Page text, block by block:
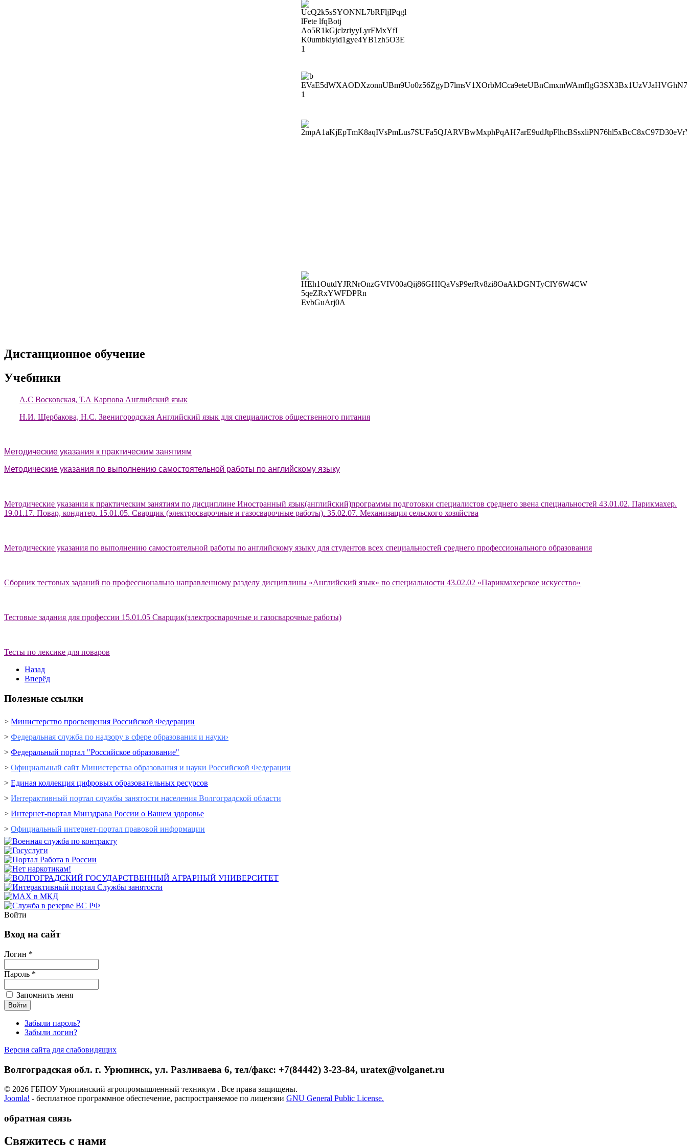
Дистанционное обучение
Учебники
А.С Восковская, Т.А Карпова Английский язык
Н.И. Щербакова, Н.С. Звенигородская Английский язык для специалистов общественного питания
Методические указания к практическим занятиям
Методические указания по выполнению самостоятельной работы по английскому языку
Методические указания к практическим занятиям по дисциплине Иностранный язык(английский)программы подготовки специалистов среднего звена специальностей 43.01.02. Парикмахер.
19.01.17. Повар, кондитер. 15.01.05. Сварщик (электросварочные и газосварочные работы). 35.02.07. Механизация сельского хозяйства
Методические указания по выполнению самостоятельной работы по английскому языку для студентов всех специальностей среднего профессионального образования
Сборник тестовых заданий по профессионально направленному разделу дисциплины «Английский язык» по специальности 43.02.02 «Парикмахерское искусство»
Тестовые задания для профессии 15.01.05 Сварщик(электросварочные и газосварочные работы)
Тесты по лексике для поваров
Назад
Вперёд
Полезные ссылки
> Министерство просвещения Российской Федерации
> Федеральная служба по надзору в сфере образования и науки›
> Федеральный портал "Российское образование"
> Официальный сайт Министерства образования и науки Российской Федерации
> Единая коллекция цифровых образовательных ресурсов
> Интерактивный портал cлужбы занятости населения Волгоградской области
> Интернет-портал Минздрава России о Вашем здоровье
> Официальный интернет-портал правовой информации
Войти
Вход на сайт
Логин *
Пароль *
Запомнить меня
Забыли пароль?
Забыли логин?
Версия сайта для слабовидящих
Волгоградская обл. г. Урюпинск, ул. Разливаева 6, тел/факс: +7(84442) 3-23-84, uratex@volganet.ru
© 2026 ГБПОУ Урюпинский агропромышленный техникум . Все права защищены.
Joomla! - бесплатное программное обеспечение, распространяемое по лицензии GNU General Public License.
обратная связь
­Свяжитесь с нами